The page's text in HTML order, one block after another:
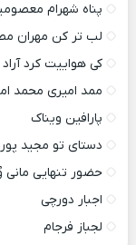
پناه شهرام
لب تر کن مهران
کی هواییت کرد آراد
ممد امیری محمد
پارافین ویناک
دستای تو مجید
حضور تنهایی
اجبار دورچی
لجباز فرجام